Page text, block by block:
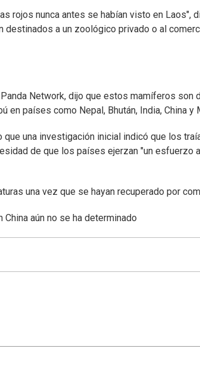
rojos nunca antes se habían visto en Laos",
a un zoológico privado o al
Network, dijo que estos mamíferos son
países como Nepal, Bhután, India, China y
una investigación inicial indicó que los
de que los países ejerzan "un esfuerzo
una vez que se hayan recuperado por
aún no se ha determinado